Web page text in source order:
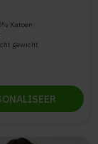
Katoen
gewicht